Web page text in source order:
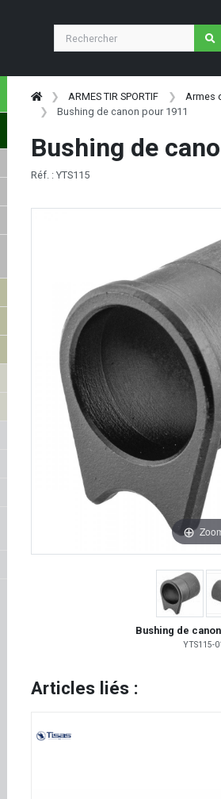
ARMES TIR SPORTIF Armes
Bushing de canon pour 1911
Bushing de
Réf. : YTS115
Bushing de
YTS115-01
Articles liés :